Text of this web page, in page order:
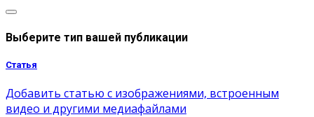
Выберите тип вашей публикации
Статья
Добавить статью с изображениями, встроенным
видео и другими медиафайлами